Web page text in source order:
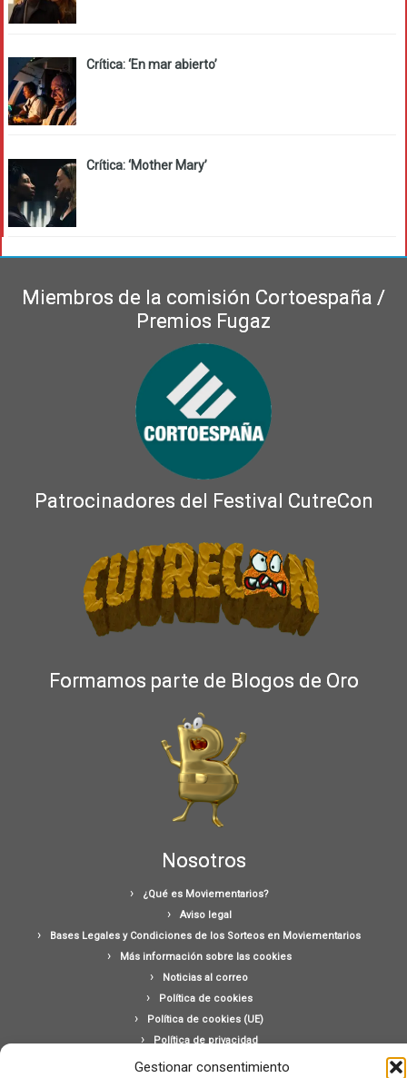
Gestionar consentimiento
Crítica: ‘En mar abierto’
Crítica: ‘Mother Mary’
Miembros de la comisión Cortoespaña /
Premios Fugaz
Patrocinadores del Festival CutreCon
Formamos parte de Blogos de Oro
Nosotros
¿Qué es Moviementarios?
Aviso legal
Bases Legales y Condiciones de los Sorteos en Moviementarios
Más información sobre las cookies
Noticias al correo
Política de cookies
Política de cookies (UE)
Política de privacidad
Ponte en contacto con nosotros